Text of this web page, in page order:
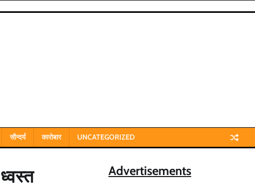
सौन्दर्य कारोबार UNCATEGORIZED
Advertisements